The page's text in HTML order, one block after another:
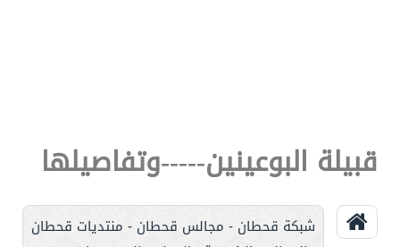
قبيلة البوعينين-----وتفاصيلها
شبكة قحطان - مجالس قحطان - منتديات قحطان